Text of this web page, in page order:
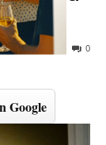
0
Google